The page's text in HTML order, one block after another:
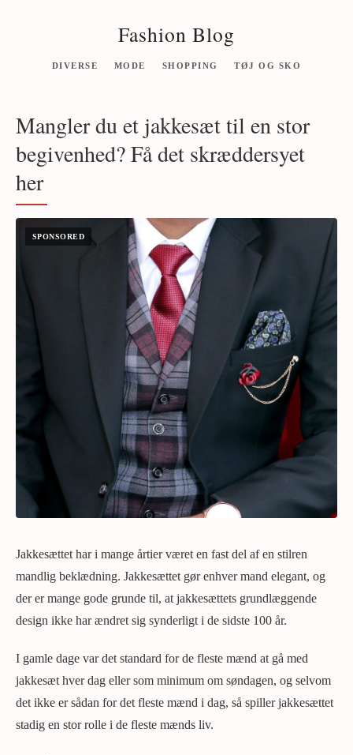
Fashion Blog
DIVERSE MODE SHOPPING TØJ OG SKO
Mangler du et jakkesæt til en stor
begivenhed? Få det skræddersyet
her
Jakkesættet har i mange årtier været en fast del af en stilren
mandlig beklædning. Jakkesættet gør enhver mand elegant, og
der er mange gode grunde til, at jakkesættets grundlæggende
design ikke har ændret sig synderligt i de sidste 100 år.
I gamle dage var det standard for de fleste mænd at gå med
jakkesæt hver dag eller som minimum om søndagen, og selvom
det ikke er sådan for det fleste mænd i dag, så spiller jakkesættet
stadig en stor rolle i de fleste mænds liv.